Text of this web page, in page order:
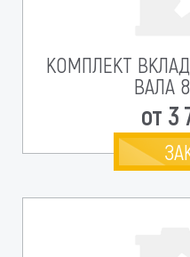
КОМПЛЕКТ
ВАЛА
от 3